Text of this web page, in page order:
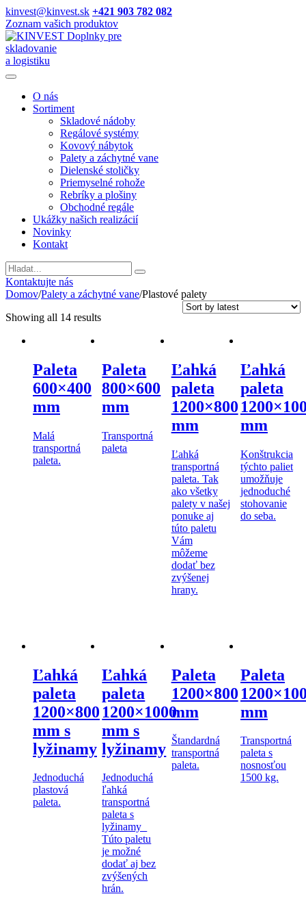
kinvest@kinvest.sk +421 903 782 082
Zoznam vašich produktov
Doplnky pre
skladovanie
a logistiku
O nás
Sortiment
Skladové nádoby
Regálové systémy
Kovový nábytok
Palety a záchytné vane
Dielenské stoličky
Priemyselné rohože
Rebríky a plošiny
Obchodné regále
Ukážky našich realizácií
Novinky
Kontakt
Vyhladavanie
Kontaktujte nás
Domov/Palety a záchytné vane/Plastové palety
Showing all 14 results
Paleta
600×400
mm
Malá
transportná
paleta.
Paleta
800×600
mm
Transportná
paleta
Ľahká
paleta
1200×800
mm
Ľahká
transportná
paleta. Tak
ako všetky
palety v našej
ponuke aj
túto paletu
Vám
môžeme
dodať bez
zvýšenej
hrany.
Ľahká
paleta
mm
Konštrukcia
týchto paliet
umožňuje
jednoduché
stohovanie
do seba.
Ľahká
paleta
1200×800
mm s
lyžinamy
Jednoduchá
plastová
paleta.
Ľahká
paleta
1200×1000
mm s
lyžinamy
Jednoduchá
ľahká
transportná
paleta s
lyžinamy
Túto paletu
je možné
dodať aj bez
zvýšených
hrán.
Paleta
1200×800
mm
Štandardná
transportná
paleta.
Paleta
mm
Transportná
paleta s
nosnosťou
1500 kg.